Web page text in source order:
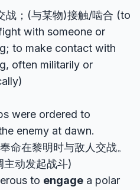
战；(与某物)接触/啮合 (to
with someone or
to make contact with
often militarily or
were ordered to
enemy at dawn.
命在黎明时与敌人交战。
主动发起战斗)
to engage a polar